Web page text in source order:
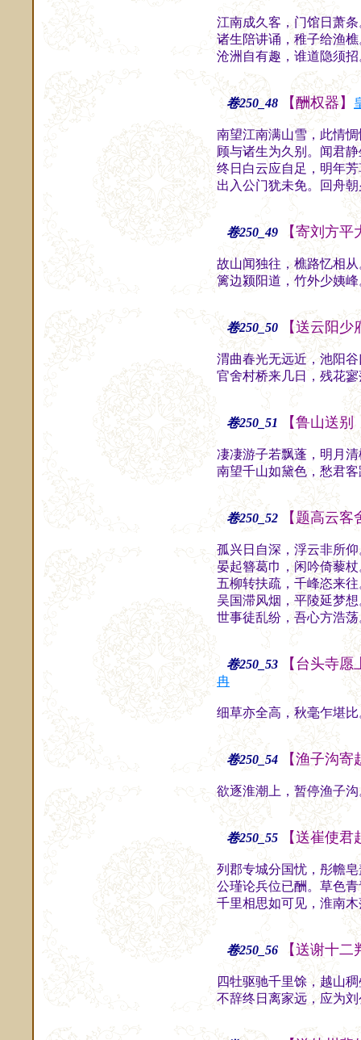
江南成久客，门馆日萧
诸生陪讲诵，稚子给渔
沧洲自有趣，谁道隐须招
卷250_48 【酬权器】
南望江南满山雪，此情
顾与诸生为久别。闻君
终日白云应自足，明年
出入公门犹未免。回舟
卷250_49 【寄刘方
故山闻独往，樵路忆相
篱边颍阳道，竹外少姨
卷250_50 【送云阳
渭曲春光无远近，池阳
官舍村桥来几日，残花
卷250_51 【鲁山送
凄凄游子若飘蓬，明月
南望千山如黛色，愁君
卷250_52 【题高云客
孤兴日自深，浮云非所
晏起簪葛巾，闲吟倚藜
五柳转扶疏，千峰恣来
吴国滞风烟，平陵延梦
世事徒乱纷，吾心方浩
卷250_53 【台头寺
冉
细草亦全高，秋毫乍堪
卷250_54 【渔子沟
欲逐淮潮上，暂停渔子
卷250_55 【送崔使
列郡专城分国忧，彤幨
公瑾论兵位已酬。草色
千里相思如可见，淮南
卷250_56 【送谢十二
四牡驱驰千里馀，越山
不辞终日离家远，应为